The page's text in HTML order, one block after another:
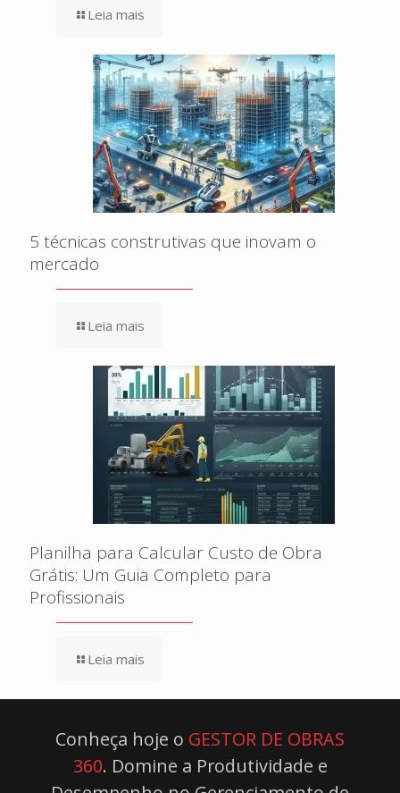
Leia mais
5 técnicas construtivas que inovam o
mercado
Leia mais
Planilha para Calcular Custo de Obra
Grátis: Um Guia Completo para
Profissionais
Leia mais
Conheça hoje o GESTOR DE OBRAS
360. Domine a Produtividade e